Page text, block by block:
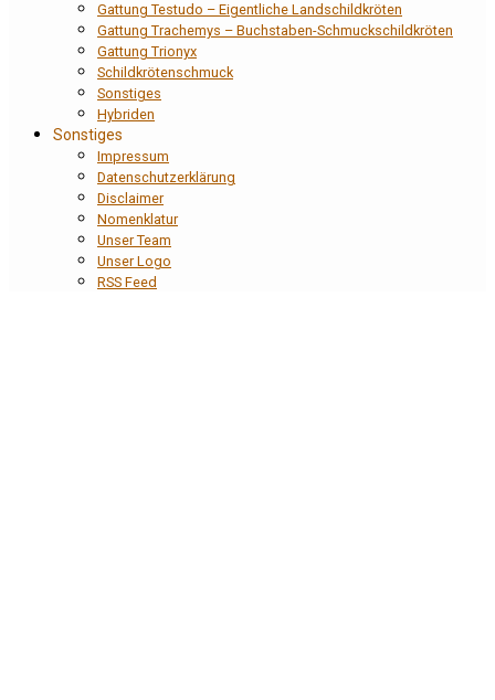
Gattung Testudo – Eigentliche Landschildkröten
Gattung Trachemys – Buchstaben-Schmuckschildkröten
Gattung Trionyx
Schildkrötenschmuck
Sonstiges
Hybriden
Sonstiges
Impressum
Datenschutzerklärung
Disclaimer
Nomenklatur
Unser Team
Unser Logo
RSS Feed